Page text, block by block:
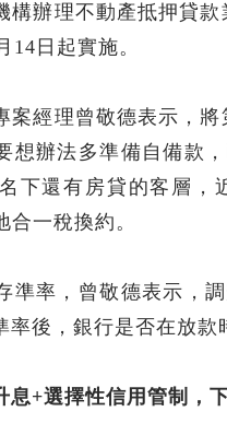
構辦理不動產抵押貸
14日起實施。
案經理曾敬德表示，
想辦法多準備自備款
下還有房貸的客層
一稅換約。
準率，曾敬德表示，
後，銀行是否在放
息+選擇性信用管制，